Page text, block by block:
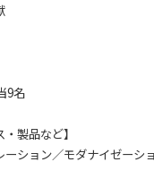
9名
製品など】
ション／モダナイゼーシ